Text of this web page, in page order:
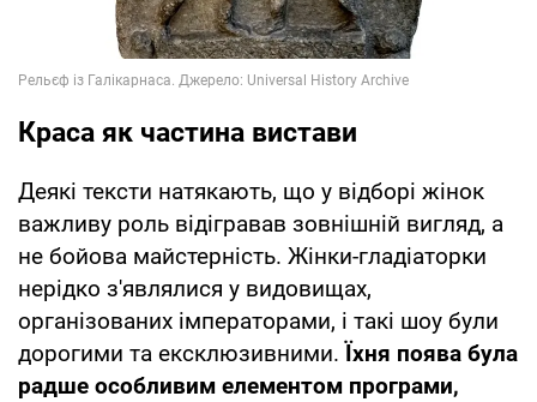
Краса як частина вистави
Деякі тексти натякають, що у відборі жінок
важливу роль відігравав зовнішній вигляд, а
не бойова майстерність. Жінки-гладіаторки
нерідко з'являлися у видовищах,
організованих імператорами, і такі шоу були
дорогими та ексклюзивними. Їхня поява була
радше особливим елементом програми,